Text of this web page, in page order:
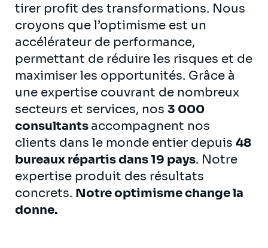
tirer profit des transformations. Nous
croyons que l’optimisme est un
accélérateur de performance,
permettant de réduire les risques et de
maximiser les opportunités. Grâce à
une expertise couvrant de nombreux
secteurs et services, nos 3 000
consultants accompagnent nos
clients dans le monde entier depuis 48
bureaux répartis dans 19 pays. Notre
expertise produit des résultats
concrets. Notre optimisme change la
donne.